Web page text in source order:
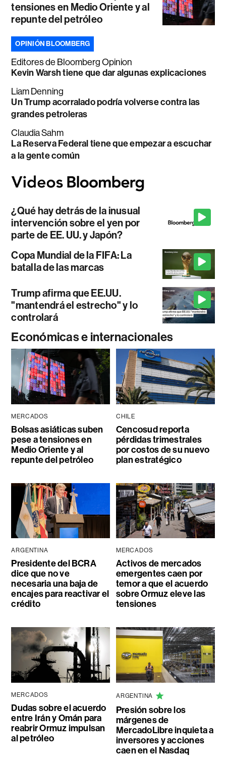
tensiones en Medio Oriente y al
repunte del petróleo
OPINIÓN BLOOMBERG
Editores de Bloomberg Opinion
Kevin Warsh tiene que dar algunas explicaciones
Liam Denning
Un Trump acorralado podría volverse contra las
grandes petroleras
Claudia Sahm
La Reserva Federal tiene que empezar a escuchar
a la gente común
¿Qué hay detrás de la inusual
intervención sobre el yen por
parte de EE. UU. y Japón?
Copa Mundial de la FIFA: La
batalla de las marcas
Trump afirma que EE.UU.
"mantendrá el estrecho" y lo
controlará
Económicas e internacionales
MERCADOS
Bolsas asiáticas suben
pese a tensiones en
Medio Oriente y al
repunte del petróleo
CHILE
Cencosud reporta
pérdidas trimestrales
por costos de su nuevo
plan estratégico
ARGENTINA
Presidente del BCRA
dice que no ve
necesaria una baja de
encajes para reactivar el
crédito
MERCADOS
Activos de mercados
emergentes caen por
temor a que el acuerdo
sobre Ormuz eleve las
tensiones
MERCADOS
Dudas sobre el acuerdo
entre Irán y Omán para
reabrir Ormuz impulsan
al petróleo
ARGENTINA
Presión sobre los
márgenes de
MercadoLibre inquieta a
inversores y acciones
caen en el Nasdaq